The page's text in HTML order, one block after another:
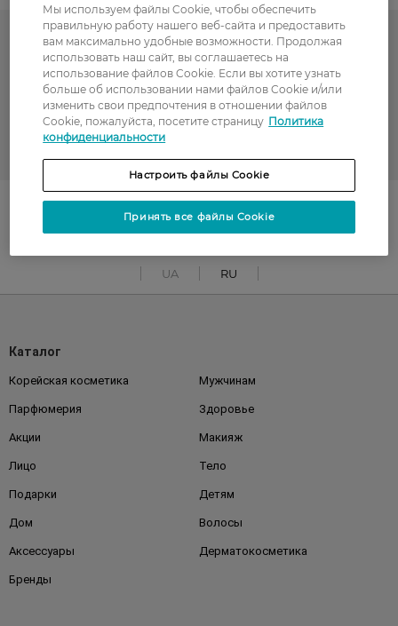
Уход за обувью
Гарячий сезон у WATSONS
Щетки и губки для обуви
WALKIN ACTIVE
Поділитись із друзями
UA RU
Каталог
Корейская косметика Мужчинам
Парфюмерия Здоровье
Акции Макияж
Лицо Тело
Подарки Детям
Дом Волосы
Аксессуары Дерматокосметика
Бренды
Мы используем файлы Cookie, чтобы обеспечить
правильную работу нашего веб-сайта и предоставить
вам максимально удобные возможности. Продолжая
использовать наш сайт, вы соглашаетесь на
использование файлов Cookie. Если вы хотите узнать
больше об использовании нами файлов Cookie и/или
изменить свои предпочтения в отношении файлов
Cookie, пожалуйста, посетите страницу Политика
конфиденциальности
Настроить файлы Cookie
Принять все файлы Cookie